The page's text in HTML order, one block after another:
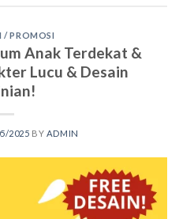
/ PROMOSI
Anak Terdekat &
Lucu & Desain
2025 BY ADMIN